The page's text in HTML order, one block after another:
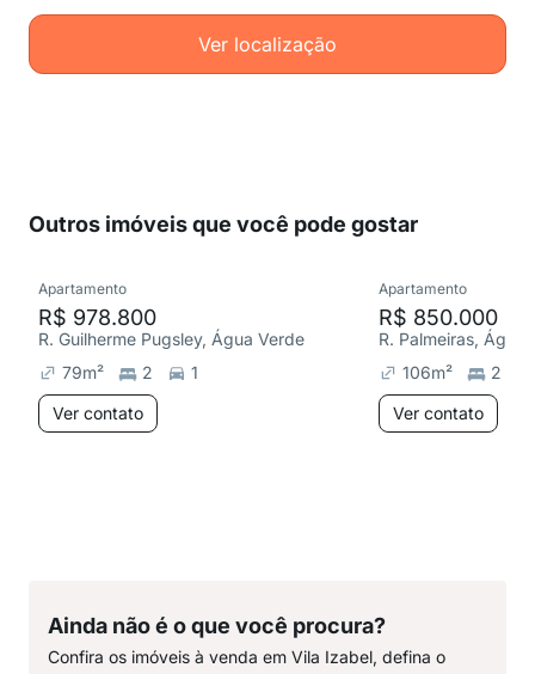
Ver localização
Outros imóveis que você pode gostar
Apartamento
R$ 978.800
R. Guilherme Pugsley, Água Verde
79m² 2
1
Ver contato
Apartamento
R$ 850.000
R. Palmeiras, Água
106m²
2
Ver contato
Ainda não é o que você procura?
Confira os imóveis à venda em Vila Izabel, defina o